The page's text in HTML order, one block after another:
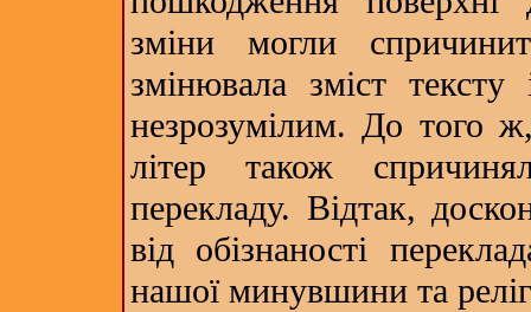
зміни могли
змінювала зміст
незрозумілим. До того
літер також
перекладу. Відтак,
від обізнаності
нашої минувшини та